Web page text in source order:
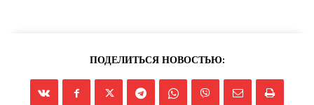
ПОДЕЛИТЬСЯ НОВОСТЬЮ: